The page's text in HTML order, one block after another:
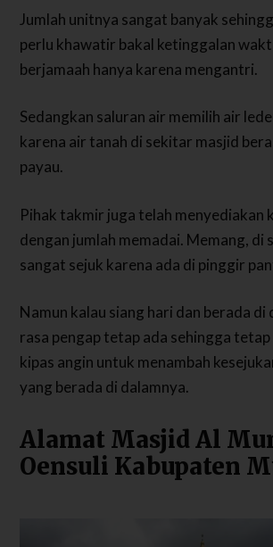
Jumlah unitnya sangat banyak
perlu khawatir bakal ketinggalan
berjamaah hanya karena mengantri.
Sedangkan saluran air memilih air
karena air tanah di sekitar masjid
payau.
Pihak takmir juga telah menyediakan
dengan jumlah memadai. Memang, di
sangat sejuk karena ada di pinggir
Namun kalau siang hari dan berada di
rasa pengap tetap ada sehingga
kipas angin untuk menambah
yang berada di dalamnya.
Alamat Masjid Al
Oensuli Kabupaten